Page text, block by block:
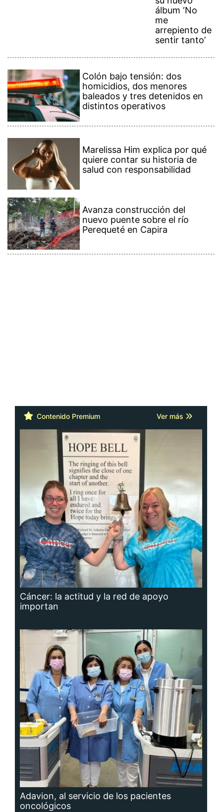
álbum ‘No
me
arrepiento de
sentir tanto’
Colón bajo tensión: dos
homicidios, dos menores
baleados y tres detenidos en
distintos operativos
Marelissa Him explica por qué
quiere contar su historia de
salud con responsabilidad
Avanza construcción del
nuevo puente sobre el río
Perequeté en Capira
Contenido Premium Ver más
Cáncer: la actitud y la red de apoyo
importan
Adavion, al servicio de los pacientes
oncológicos